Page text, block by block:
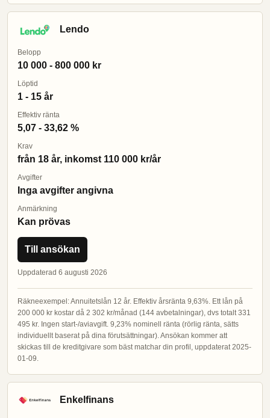
Lendo
Belopp
10 000 - 800 000 kr
Löptid
1 - 15 år
Effektiv ränta
5,07 - 33,62 %
Krav
från 18 år, inkomst 110 000 kr/år
Avgifter
Inga avgifter angivna
Anmärkning
Kan prövas
Till ansökan
Uppdaterad 6 augusti 2026
Räkneexempel: Annuitetslån 12 år. Effektiv årsränta 9,63%. Ett lån på
200 000 kr kostar då 2 302 kr/månad (144 avbetalningar), dvs totalt 331
495 kr. Ingen start-/aviavgift. 9,23% nominell ränta (rörlig ränta, sätts
individuellt baserat på dina förutsättningar). Ansökan kommer att
skickas till de kreditgivare som bäst matchar din profil, uppdaterat 2025-
01-09.
Enkelfinans